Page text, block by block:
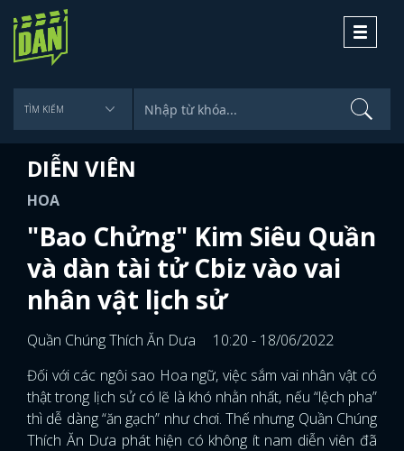
Toggle
DIỄN VIÊN
HOA
"Bao Chửng" Kim Siêu Quần
và dàn tài tử Cbiz vào vai
nhân vật lịch sử
Quần Chúng Thích Ăn Dưa
10:20 - 18/06/2022
Đối với các ngôi sao Hoa ngữ, việc sắm vai nhân vật có
thật trong lịch sử có lẽ là khó nhằn nhất, nếu “lệch pha”
thì dễ dàng “ăn gạch” như chơi. Thế nhưng Quần Chúng
Thích Ăn Dưa phát hiện có không ít nam diễn viên đã